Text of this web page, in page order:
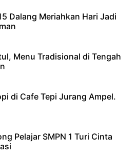
Dalang Meriahkan Hari Jadi
Menu Tradisional di Tengah
di Cafe Tepi Jurang Ampel.
Pelajar SMPN 1 Turi Cinta